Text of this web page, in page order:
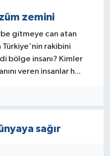
zemini
gitmeye can atan
rakibini
bölge insanı? Kimler
veren insanlar h...
sağır